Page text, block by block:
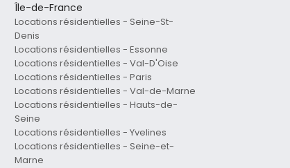
Île-de-France
Locations résidentielles - Seine-St-
Denis
Locations résidentielles - Essonne
Locations résidentielles - Val-D'Oise
Locations résidentielles - Paris
Locations résidentielles - Val-de-Marne
Locations résidentielles - Hauts-de-
Seine
Locations résidentielles - Yvelines
Locations résidentielles - Seine-et-
Marne